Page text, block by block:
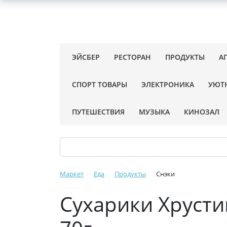
ЭЙСБЕР РЕСТОРАН ПРОДУКТЫ
СПОРТ ТОВАРЫ ЭЛЕКТРОНИКА
ПУТЕШЕСТВИЯ МУЗЫКА КИНОЗАЛ
Маркет Еда Продукты Снэки
Сухарики